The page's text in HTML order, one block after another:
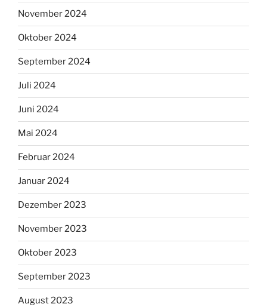
November 2024
Oktober 2024
September 2024
Juli 2024
Juni 2024
Mai 2024
Februar 2024
Januar 2024
Dezember 2023
November 2023
Oktober 2023
September 2023
August 2023